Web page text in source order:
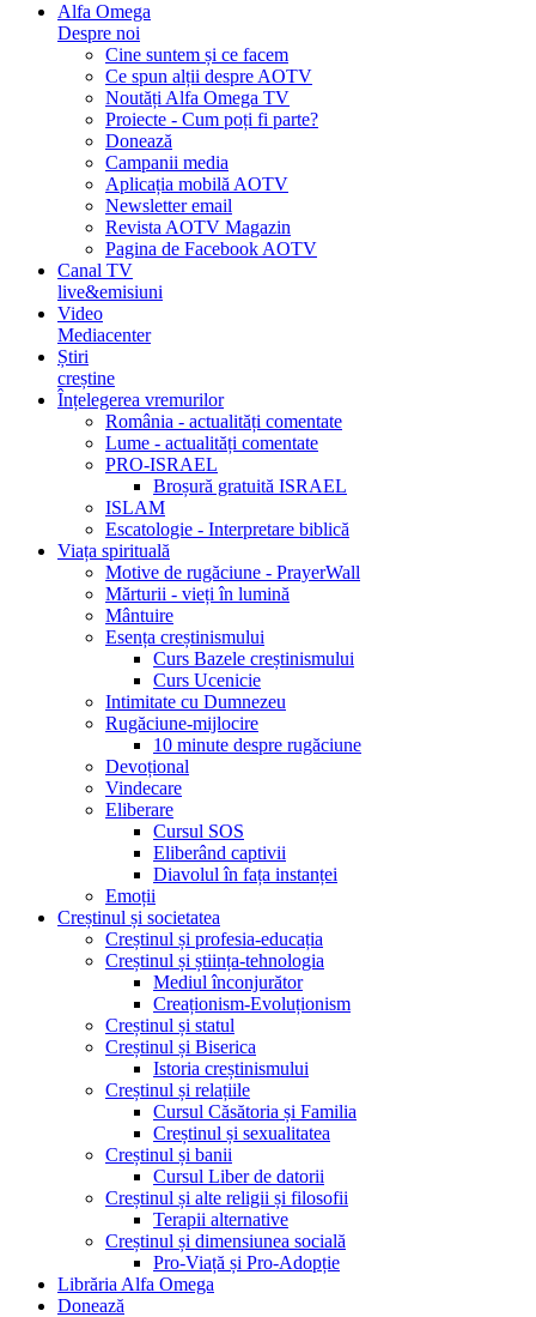
Alfa Omega
Despre noi
Cine suntem și ce facem
Ce spun alții despre AOTV
Noutăți Alfa Omega TV
Proiecte - Cum poți fi parte?
Donează
Campanii media
Aplicația mobilă AOTV
Newsletter email
Revista AOTV Magazin
Pagina de Facebook AOTV
Canal TV
live&emisiuni
Video
Mediacenter
Știri
creștine
Înțelegerea vremurilor
România - actualități comentate
Lume - actualități comentate
PRO-ISRAEL
Broșură gratuită ISRAEL
ISLAM
Escatologie - Interpretare biblică
Viața spirituală
Motive de rugăciune - PrayerWall
Mărturii - vieți în lumină
Mântuire
Esența creștinismului
Curs Bazele creștinismului
Curs Ucenicie
Intimitate cu Dumnezeu
Rugăciune-mijlocire
10 minute despre rugăciune
Devoțional
Vindecare
Eliberare
Cursul SOS
Eliberând captivii
Diavolul în fața instanței
Emoții
Creștinul și societatea
Creștinul și profesia-educația
Creștinul și știința-tehnologia
Mediul înconjurător
Creaționism-Evoluționism
Creștinul și statul
Creștinul și Biserica
Istoria creștinismului
Creștinul și relațiile
Cursul Căsătoria și Familia
Creștinul și sexualitatea
Creștinul și banii
Cursul Liber de datorii
Creștinul și alte religii și filosofii
Terapii alternative
Creștinul și dimensiunea socială
Pro-Viață și Pro-Adopție
Librăria Alfa Omega
Donează